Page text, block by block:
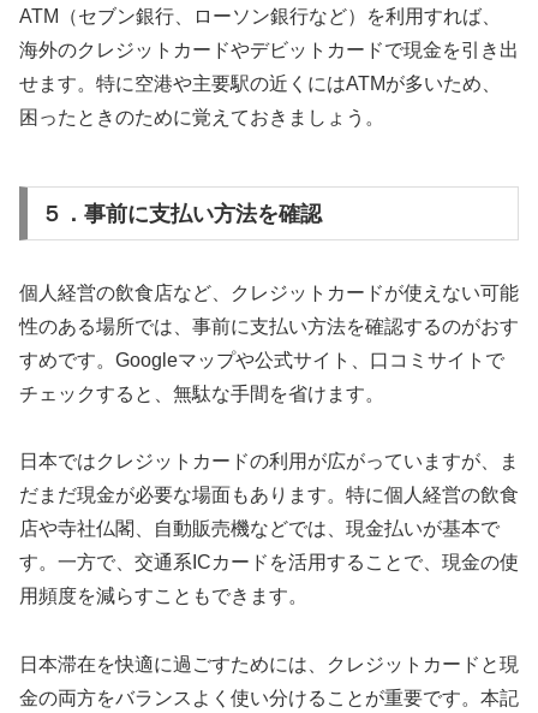
ATM（セブン銀行、ローソン銀行など）を利用すれば、
海外のクレジットカードやデビットカードで現金を引き出
せます。特に空港や主要駅の近くにはATMが多いため、
困ったときのために覚えておきましょう。
５．事前に支払い方法を確認
個人経営の飲食店など、クレジットカードが使えない可能
性のある場所では、事前に支払い方法を確認するのがおす
すめです。Googleマップや公式サイト、口コミサイトで
チェックすると、無駄な手間を省けます。
日本ではクレジットカードの利用が広がっていますが、ま
だまだ現金が必要な場面もあります。特に個人経営の飲食
店や寺社仏閣、自動販売機などでは、現金払いが基本で
す。一方で、交通系ICカードを活用することで、現金の使
用頻度を減らすこともできます。
日本滞在を快適に過ごすためには、クレジットカードと現
金の両方をバランスよく使い分けることが重要です。本記